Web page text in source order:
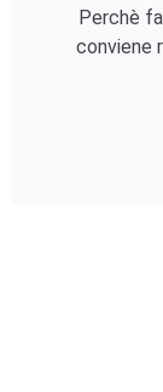
Perchè
conviene